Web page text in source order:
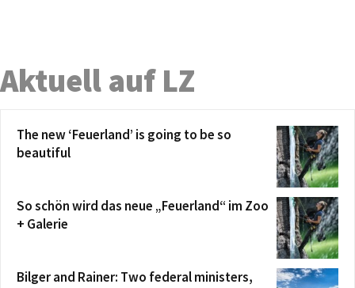
Aktuell auf LZ
The new ‘Feuerland’ is going to be so
beautiful
So schön wird das neue „Feuerland“ im Zoo
+ Galerie
Bilger and Rainer: Two federal ministers,